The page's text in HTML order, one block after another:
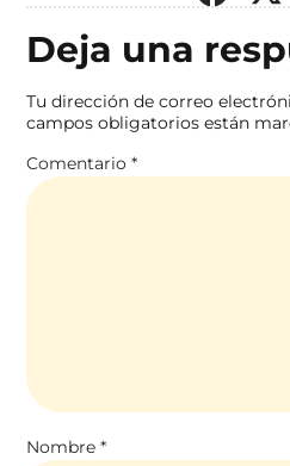
Deja una
Tu dirección de correo
campos obligatorios están
Comentario*
Nombre*